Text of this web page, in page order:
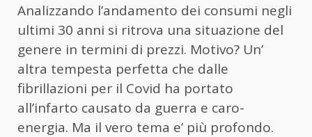
Analizzando l’andamento dei consumi negli
ultimi 30 anni si ritrova una situazione del
genere in termini di prezzi. Motivo? Un’
altra tempesta perfetta che dalle
fibrillazioni per il Covid ha portato
all’infarto causato da guerra e caro-
energia. Ma il vero tema e’ più profondo.